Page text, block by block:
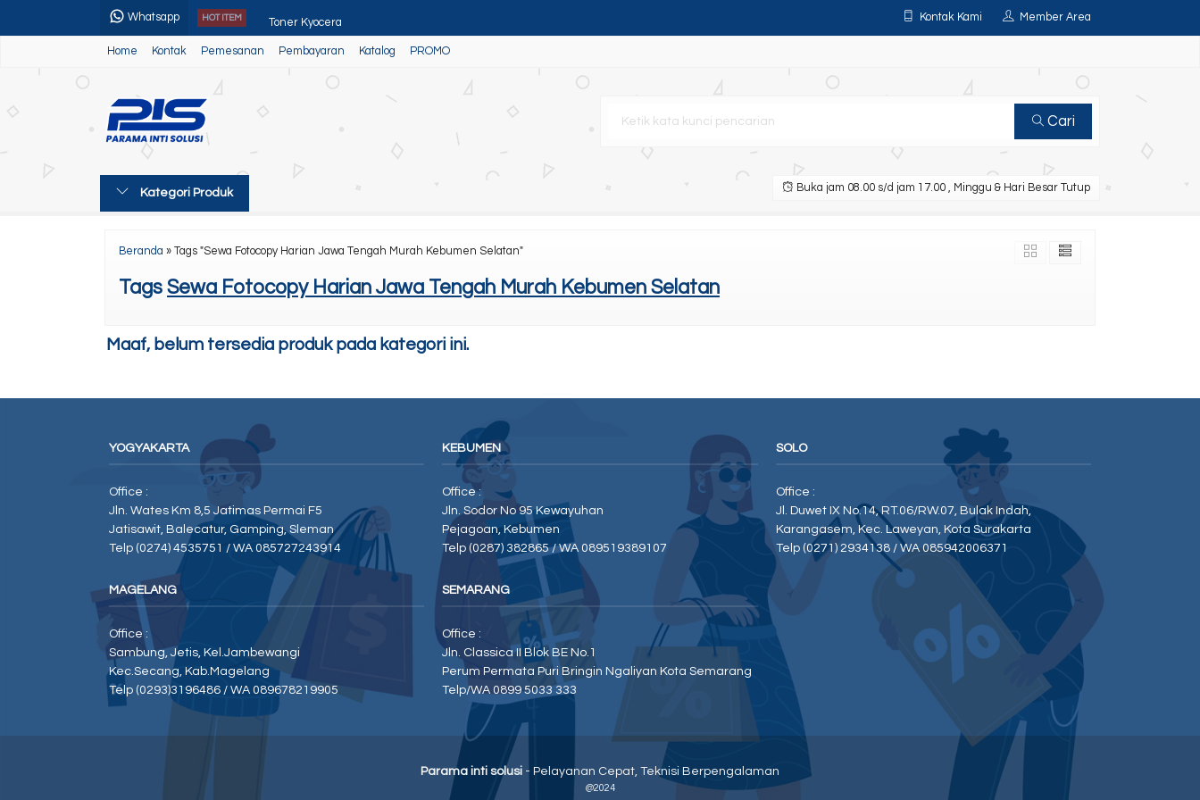
Whatsapp HOT ITEM Toner Kyocera
Kyocera Ecosys M8130cidn
Sewa Mesin Fotocopy Portable
Kontak Kami Member Area
Home Kontak Pemesanan Pembayaran Katalog PROMO
Cari
Kategori Produk Buka jam 08.00 s/d jam 17.00 , Minggu & Hari Besar Tutup
Beranda » Tags "Sewa Fotocopy Harian Jawa Tengah Murah Kebumen Selatan"
Tags Sewa Fotocopy Harian Jawa Tengah Murah Kebumen Selatan
Maaf, belum tersedia produk pada kategori ini.
YOGYAKARTA
Office :
Jln. Wates Km 8,5 Jatimas Permai F5
Jatisawit, Balecatur, Gamping, Sleman
Telp (0274) 4535751 / WA 085727243914
MAGELANG
Office :
Sambung, Jetis, Kel.Jambewangi
Kec.Secang, Kab.Magelang
Telp (0293)3196486 / WA 089678219905
KEBUMEN
Office :
Jln. Sodor No 95 Kewayuhan
Pejagoan, Kebumen
Telp (0287) 382865 / WA 089519389107
SEMARANG
Office :
Jln. Classica II Blok BE No.1
Perum Permata Puri Bringin Ngaliyan Kota Semarang
Telp/WA 0899 5033 333
SOLO
Office :
Jl. Duwet IX No.14, RT.06/RW.07, Bulak Indah,
Karangasem, Kec. Laweyan, Kota Surakarta
Telp (0271) 2934138 / WA 085942006371
Parama inti solusi - Pelayanan Cepat, Teknisi Berpengalaman
@2024